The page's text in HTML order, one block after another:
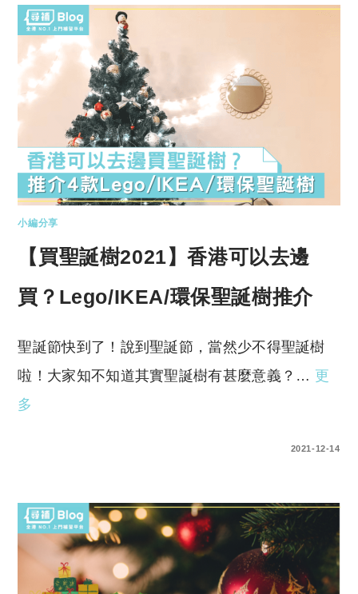
小編分享
【買聖誕樹2021】香港可以去邊
買？Lego/IKEA/環保聖誕樹推介
聖誕節快到了！說到聖誕節，當然少不得聖誕樹
啦！大家知不知道其實聖誕樹有甚麼意義？… 更
多
2021-12-14